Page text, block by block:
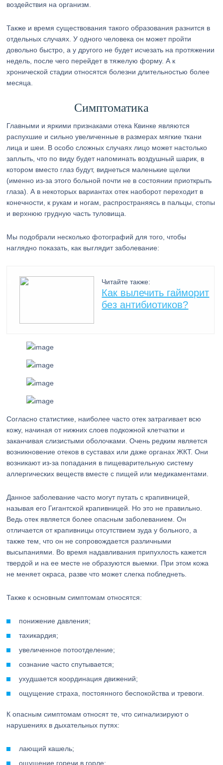
воздействия на организм.
Также и время существования такого образования разнится в
отдельных случаях. У одного человека он может пройти
довольно быстро, а у другого не будет исчезать на протяжении
недель, после чего перейдет в тяжелую форму. А к
хронической стадии относятся болезни длительностью более
месяца.
Симптоматика
Главными и яркими признаками отека Квинке являются
распухшие и сильно увеличенные в размерах мягкие ткани
лица и шеи. В особо сложных случаях лицо может настолько
заплыть, что по виду будет напоминать воздушный шарик, в
котором вместо глаз будут, виднеться маленькие щелки
(именно из-за этого больной почти не в состоянии приоткрыть
глаза). А в некоторых вариантах отек наоборот переходит в
конечности, к рукам и ногам, распространяясь в пальцы, стопы
и верхнюю грудную часть туловища.
Мы подобрали несколько фотографий для того, чтобы
наглядно показать, как выглядит заболевание:
Читайте также:
Как вылечить гайморит
без антибиотиков?
Согласно статистике, наиболее часто отек затрагивает всю
кожу, начиная от нижних слоев подкожной клетчатки и
заканчивая слизистыми оболочками. Очень редким является
возникновение отеков в суставах или даже органах ЖКТ. Они
возникают из-за попадания в пищеварительную систему
аллергических веществ вместе с пищей или медикаментами.
Данное заболевание часто могут путать с крапивницей,
называя его Гигантской крапивницей. Но это не правильно.
Ведь отек является более опасным заболеванием. Он
отличается от крапивницы отсутствием зуда у больного, а
также тем, что он не сопровождается различными
высыпаниями. Во время надавливания припухлость кажется
твердой и на ее месте не образуются выемки. При этом кожа
не меняет окраса, разве что может слегка побледнеть.
Также к основным симптомам относятся:
понижение давления;
тахикардия;
увеличенное потоотделение;
сознание часто спутывается;
ухудшается координация движений;
ощущение страха, постоянного беспокойства и тревоги.
К опасным симптомам относят те, что сигнализируют о
нарушениях в дыхательных путях:
лающий кашель;
ощущение горечи в горле;